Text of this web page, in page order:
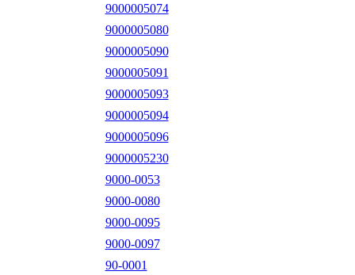
9000005074
9000005080
9000005090
9000005091
9000005093
9000005094
9000005096
9000005230
9000-0053
9000-0080
9000-0095
9000-0097
90-0001